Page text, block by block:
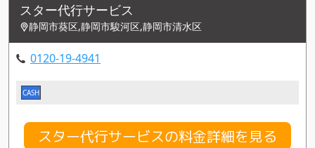
スター代行サービス
静岡市葵区,静岡市駿河区,静岡市清水区
0120-19-4941
CASH
スター代行サービスの料金詳細を見る